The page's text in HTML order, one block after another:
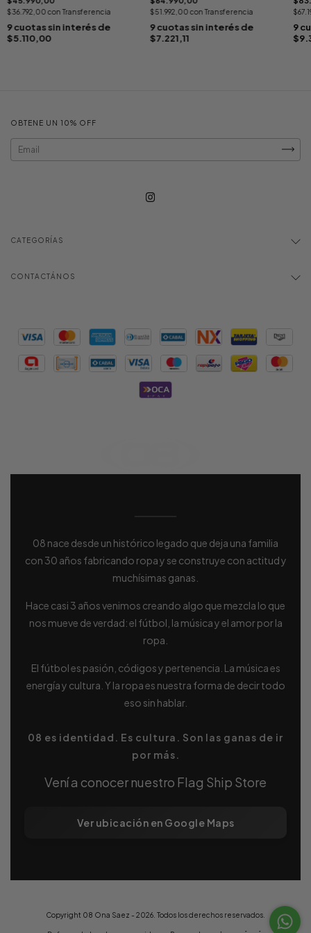
$36.792,00con Transferencia
9cuotas sin interés de
$5.110,00
$51.992,00con Transferencia
9cuotas sin interés de
$7.221,11
9
OBTENE UN 10% OFF
CATEGORÍAS
CONTACTÁNOS
08 nace desde un histórico legado que deja una familia
con 30 años fabricando ropa y se construye con actitud y
muchísimas ganas.
Hace casi 3 años venimos creando algo que mezcla lo que
nos mueve de verdad: el fútbol, la música y el amor por la
ropa.
El fútbol es pasión, códigos y pertenencia. La música es
energía y cultura. Y la ropa es nuestra forma de decir todo
eso sin hablar.
08 es identidad. Es cultura. Son las ganas de ir
por más.
Vení a conocer nuestro Flag Ship Store
Ver ubicación en Google Maps
Copyright 08 Ona Saez - 2026. Todos los derechos reservados.